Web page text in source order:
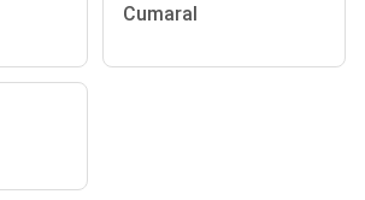
Cumaral